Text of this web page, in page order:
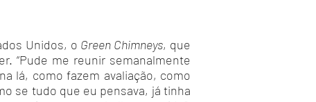
Unidos, o Green Chimneys, que
“Pude me reunir semanalmente
lá, como fazem avaliação, como
se tudo que eu pensava, já tinha